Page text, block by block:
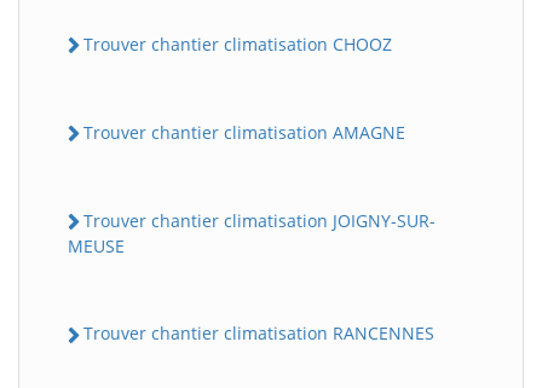
Trouver chantier climatisation CHOOZ
Trouver chantier climatisation AMAGNE
Trouver chantier climatisation JOIGNY-SUR-
MEUSE
Trouver chantier climatisation RANCENNES